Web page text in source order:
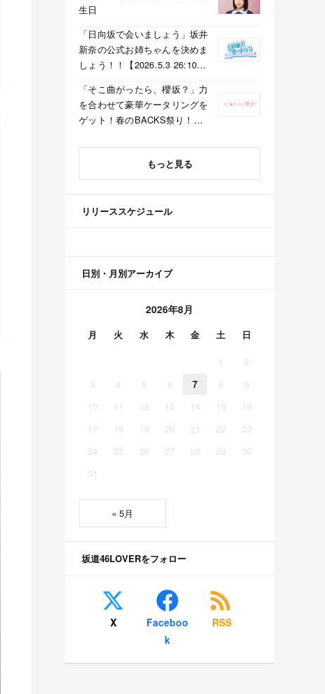
生日
「日向坂で会いましょう」坂井
新奈の公式お姉ちゃんを決めま
しょう！！【2026.5.3 26:10〜
「そこ曲がったら、櫻坂？」力
を合わせて豪華ケータリングを
ゲット！春のBACKS祭り！
京】
もっと見る
リリーススケジュール
日別・月別アーカイブ
2026年8月
月 火 水 木 金 土 日
1
2
3
4 5 6 7 8
9
10
11 12 13 14 15
16
17
18 19 20 21 22
23
24
25 26 27 28 29
30
31
« 5月
坂道46LOVERをフォロー
X
Faceboo
k
RSS